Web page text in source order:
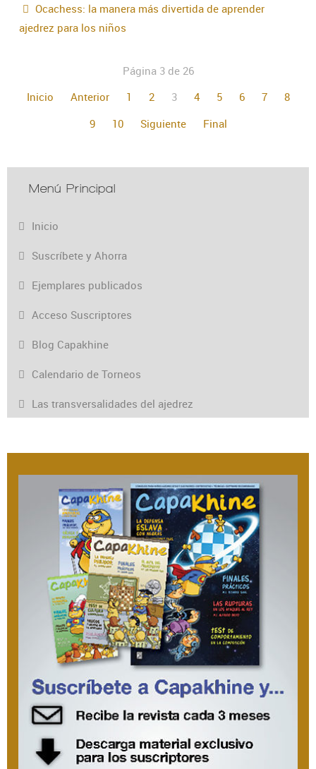
Ocachess: la manera más divertida de aprender
ajedrez para los niños
Página 3 de 26
Inicio
Anterior 1 2 3 4 5 6 7
8
9
10 Siguiente Final
Menú Principal
Inicio
Suscríbete y Ahorra
Ejemplares publicados
Acceso Suscriptores
Blog Capakhine
Calendario de Torneos
Las transversalidades del ajedrez